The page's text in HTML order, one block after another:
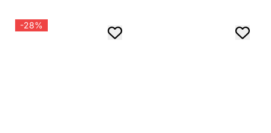
-28%